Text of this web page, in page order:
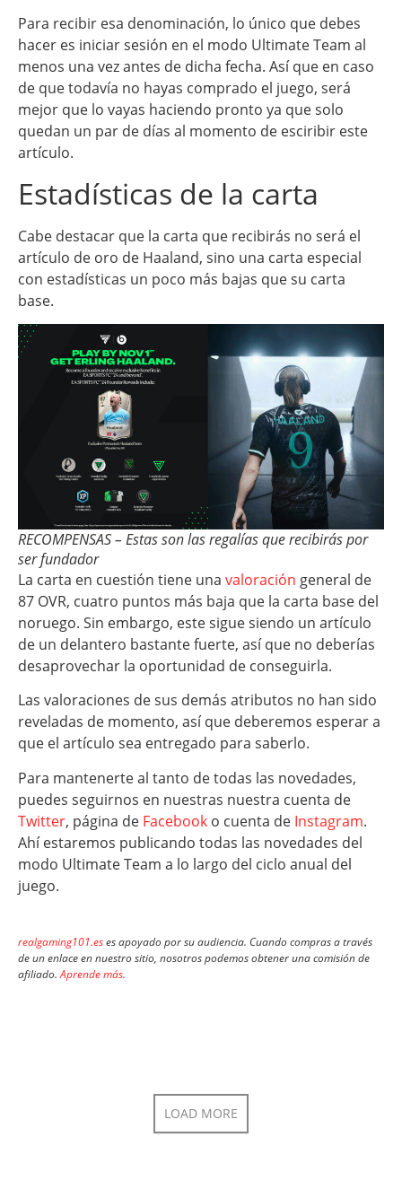
Para recibir esa denominación, lo único que debes
hacer es iniciar sesión en el modo Ultimate Team al
menos una vez antes de dicha fecha. Así que en caso
de que todavía no hayas comprado el juego, será
mejor que lo vayas haciendo pronto ya que solo
quedan un par de días al momento de esciribir este
artículo.
Estadísticas de la carta
Cabe destacar que la carta que recibirás no será el
artículo de oro de Haaland, sino una carta especial
con estadísticas un poco más bajas que su carta
base.
RECOMPENSAS – Estas son las regalías que recibirás por
ser fundador
La carta en cuestión tiene una valoración general de
87 OVR, cuatro puntos más baja que la carta base del
noruego. Sin embargo, este sigue siendo un artículo
de un delantero bastante fuerte, así que no deberías
desaprovechar la oportunidad de conseguirla.
Las valoraciones de sus demás atributos no han sido
reveladas de momento, así que deberemos esperar a
que el artículo sea entregado para saberlo.
Para mantenerte al tanto de todas las novedades,
puedes seguirnos en nuestras nuestra cuenta de
Twitter, página de Facebook o cuenta de Instagram.
Ahí estaremos publicando todas las novedades del
modo Ultimate Team a lo largo del ciclo anual del
juego.
realgaming101.eses apoyado por su audiencia. Cuando compras a través
de un enlace en nuestro sitio, nosotros podemos obtener una comisión de
afiliado.Aprende más.
LOAD MORE